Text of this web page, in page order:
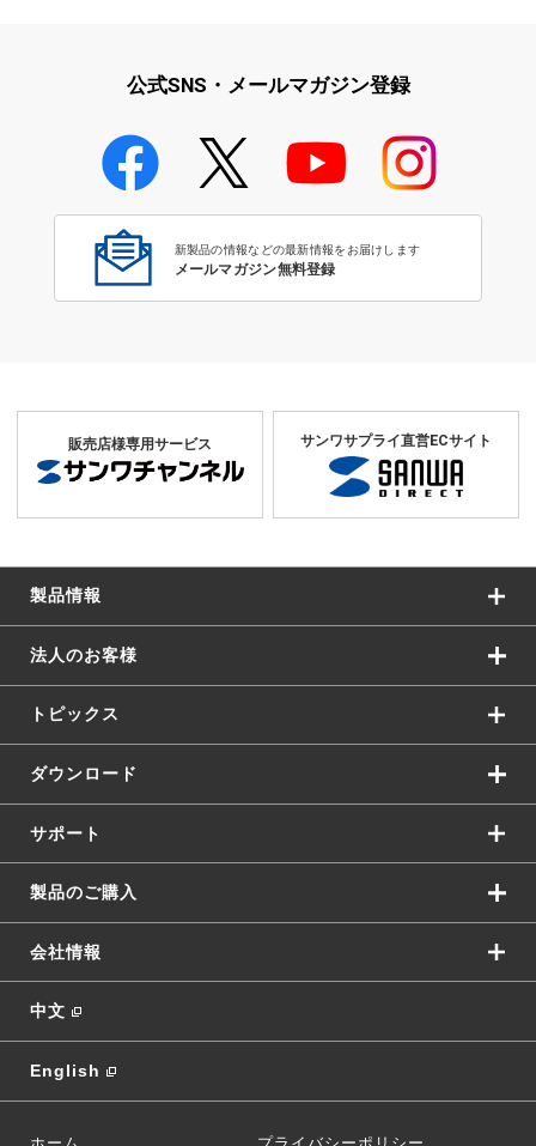
パソコン切替器（KVM） ケーブ
公式SNS・メールマガジン登録
新製品の情報などの最新情報をお届けします
メールマガジン無料登録
販売店様専用サービス サンワサプライ直営ECサイト
製品情報
法人のお客様
トピックス
ダウンロード
サポート
製品のご購入
会社情報
中文
English